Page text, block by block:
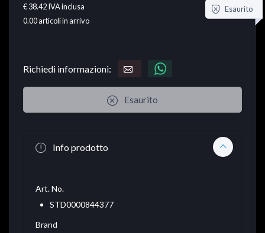
€ 38.42IVA inclusa
0.00articoli in arrivo
Esaurito
Richiedi informazioni:
Esaurito
Info prodotto
Art. No.
STD0000844377
Brand